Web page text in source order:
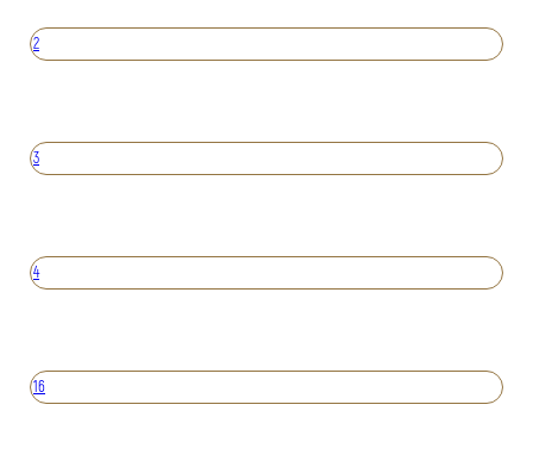
2
3
4
16